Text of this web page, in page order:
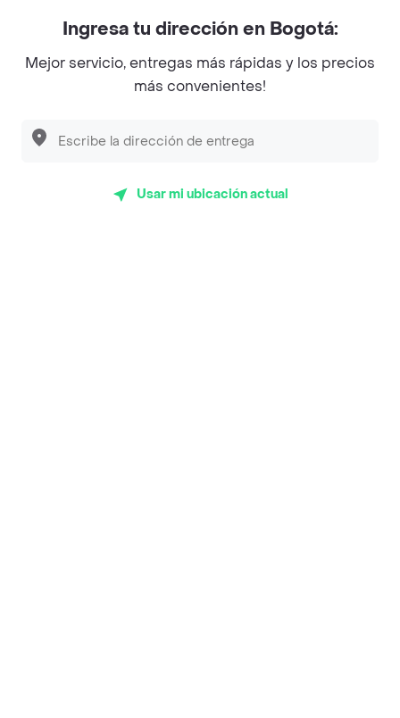
Myriam Camhi Co
Magnifique
Desayunadero de la 42
Ingresa tu dirección en Bogotá:
Mejor servicio, entregas más rápidas y los precios
más convenientes!
Usar mi ubicación actual